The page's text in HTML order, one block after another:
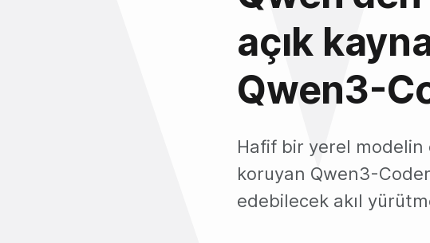
açık
Qwen3-
Hafif bir yerel modelin
koruyan Qwen3-
edebilecek akıl